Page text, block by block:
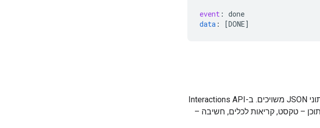
event : done
data : [DONE]
ונתוני JSON משויכים. ב-Interactions API
– טקסט, קריאות לכלים, חשיבה –